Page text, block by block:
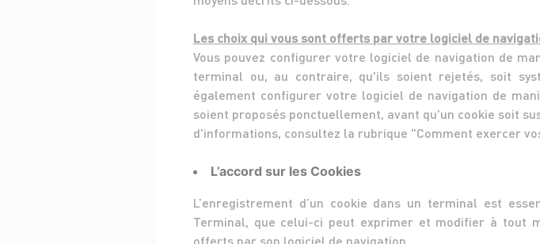
Les choix qui vous sont offerts par votre logiciel de
Vous pouvez configurer votre logiciel de navigation de
terminal ou, au contraire, qu'ils soient rejetés, soit
également configurer votre logiciel de navigation de
soient proposés ponctuellement, avant qu'un cookie soit
d'informations, consultez la rubrique "Comment exercer
L’accord sur les Cookies
L’enregistrement d’un cookie dans un terminal est
Terminal, que celui-ci peut exprimer et modifier à tout
offerts par son logiciel de navigation.